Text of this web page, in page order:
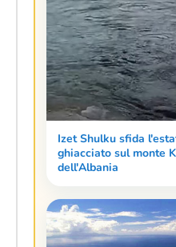
Izet Shulku sfida
ghiacciato sul monte
dell'Albania